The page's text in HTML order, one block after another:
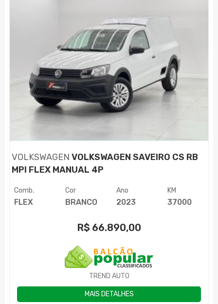
VOLKSWAGEN VOLKSWAGEN SAVEIRO CS RB
MPI FLEX MANUAL 4P
Comb.
FLEX
Cor
BRANCO
Ano
2023
KM
37000
R$ 66.890,00
TREND AUTO
MAIS DETALHES